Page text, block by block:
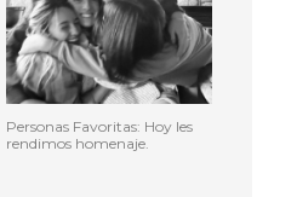
Personas Favoritas: Hoy les
rendimos homenaje.